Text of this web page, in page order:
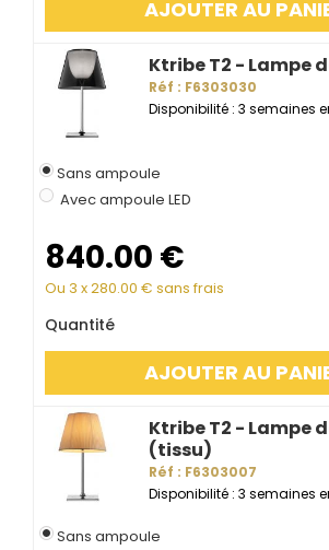
AJOUTER AU
Ktribe T2 - Lampe
Réf : F6303030
Disponibilité : 3 semaines
Sans ampoule
Avec ampoule LED
840.00 €
Ou 3 x280.00 € sans frais
Quantité
AJOUTER AU
Ktribe T2 - Lampe
(tissu)
Réf : F6303007
Disponibilité : 3 semaines
Sans ampoule